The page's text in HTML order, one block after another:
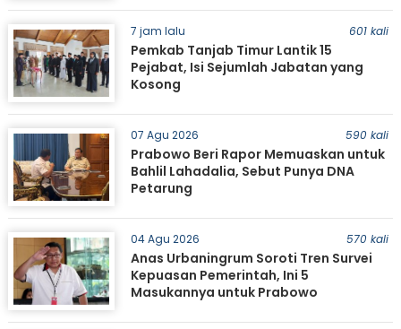
7 jam lalu 601 kali
Pemkab Tanjab Timur Lantik 15
Pejabat, Isi Sejumlah Jabatan yang
Kosong
07 Agu 2026 590 kali
Prabowo Beri Rapor Memuaskan untuk
Bahlil Lahadalia, Sebut Punya DNA
Petarung
04 Agu 2026 570 kali
Anas Urbaningrum Soroti Tren Survei
Kepuasan Pemerintah, Ini 5
Masukannya untuk Prabowo